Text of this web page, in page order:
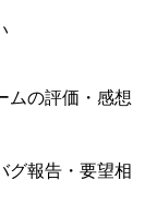
ムの評価・感想
グ報告・要望相